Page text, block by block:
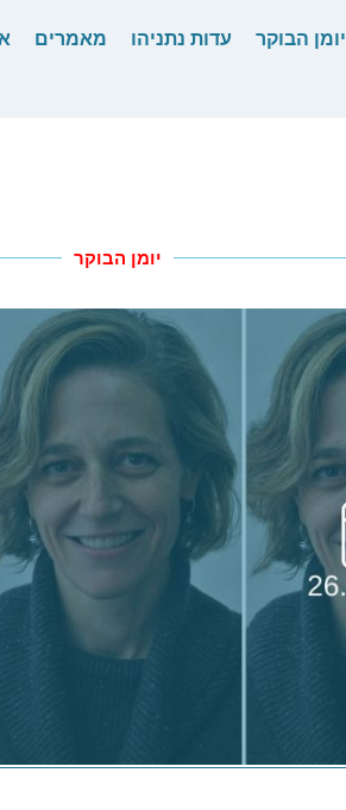
יומן הבוקר עדות נתניהו מאמרים
יומן הבוקר